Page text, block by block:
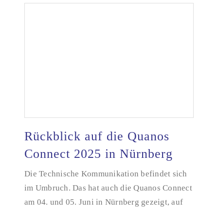
Rückblick auf die Quanos Connect 2025 in
Rückblick auf die Quanos
Connect 2025 in Nürnberg
Die Technische Kommunikation befindet sich
im Umbruch. Das hat auch die Quanos Connect
am 04. und 05. Juni in Nürnberg gezeigt, auf